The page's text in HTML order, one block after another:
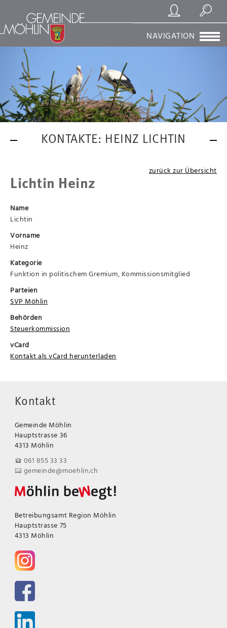
Registrierung/Login
Suchen
NAVIGATION
KONTAKTE: HEINZ LICHTIN
zurück zur Übersicht
Lichtin Heinz
Name
Lichtin
Vorname
Heinz
Kategorie
Funktion in politischem Gremium, Kommissionsmitglied
Parteien
SVP Möhlin
Behörden
Steuerkommission
vCard
Kontakt als vCard herunterladen
Kontakt
Gemeinde Möhlin
Hauptstrasse 36
4313 Möhlin
061 855 33 33
gemeinde@moehlin.ch
Betreibungsamt Region Möhlin
Hauptstrasse 75
4313 Möhlin